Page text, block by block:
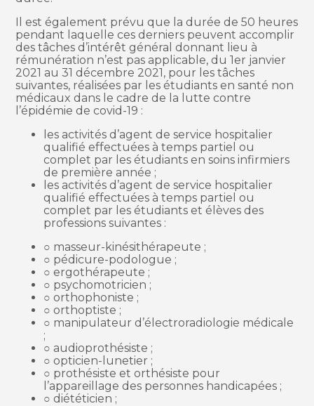
Il est également prévu que la durée de 50 heures
pendant laquelle ces derniers peuvent accomplir
des tâches d’intérêt général donnant lieu à
rémunération n’est pas applicable, du 1er janvier
2021 au 31 décembre 2021, pour les tâches
suivantes, réalisées par les étudiants en santé non
médicaux dans le cadre de la lutte contre
l’épidémie de covid-19 :
les activités d’agent de service hospitalier
qualifié effectuées à temps partiel ou
complet par les étudiants en soins infirmiers
de première année ;
les activités d’agent de service hospitalier
qualifié effectuées à temps partiel ou
complet par les étudiants et élèves des
professions suivantes :
○ masseur-kinésithérapeute ;
○ pédicure-podologue ;
○ ergothérapeute ;
○ psychomotricien ;
○ orthophoniste ;
○ orthoptiste ;
○ manipulateur d’électroradiologie médicale
;
○ audioprothésiste ;
○ opticien-lunetier ;
○ prothésiste et orthésiste pour
l’appareillage des personnes handicapées ;
○ diététicien ;